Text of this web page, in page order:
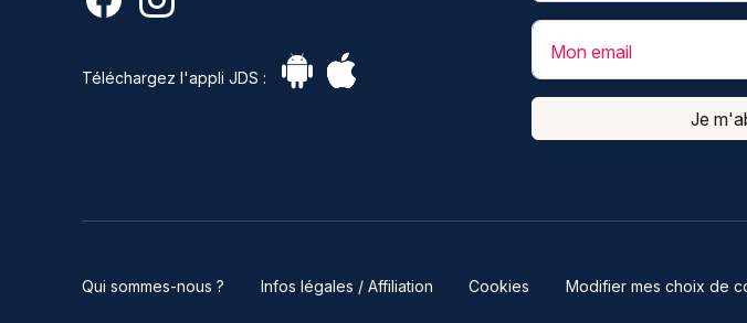
Téléchargez l'appli JDS :
Mon email
Je
Qui sommes-nous ? Infos légales / Affiliation Cookies Modifier mes choix de